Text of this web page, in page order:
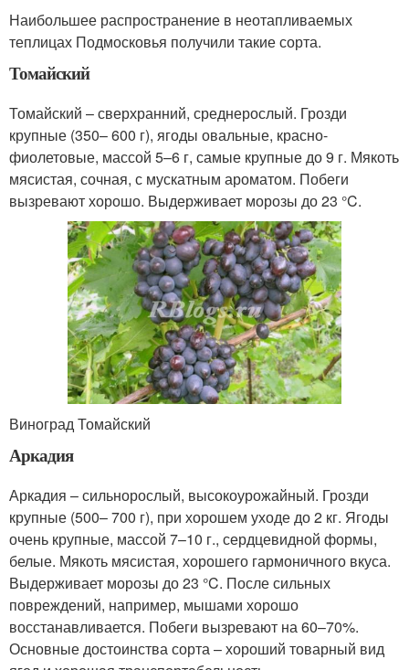
Наибольшее распространение в неотапливаемых
теплицах Подмосковья получили такие сорта.
Томайский
Томайский – сверхранний, среднерослый. Грозди
крупные (350– 600 г), ягоды овальные, красно-
фиолетовые, массой 5–6 г, самые крупные до 9 г. Мякоть
мясистая, сочная, с мускатным ароматом. Побеги
вызревают хорошо. Выдерживает морозы до 23 °C.
Виноград Томайский
Аркадия
Аркадия – сильнорослый, высокоурожайный. Грозди
крупные (500– 700 г), при хорошем уходе до 2 кг. Ягоды
очень крупные, массой 7–10 г., сердцевидной формы,
белые. Мякоть мясистая, хорошего гармоничного вкуса.
Выдерживает морозы до 23 °C. После сильных
повреждений, например, мышами хорошо
восстанавливается. Побеги вызревают на 60–70%.
Основные достоинства сорта – хороший товарный вид